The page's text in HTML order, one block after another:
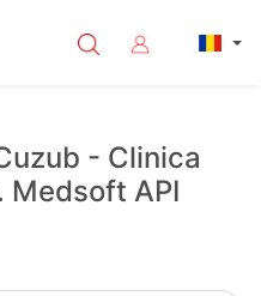
- Clinica
Medsoft API